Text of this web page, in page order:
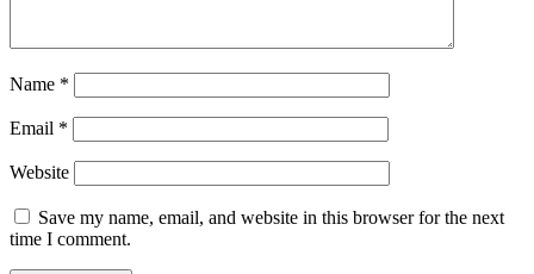
Name *
Email *
Website
Save my name, email, and website in this browser for the next
time I comment.